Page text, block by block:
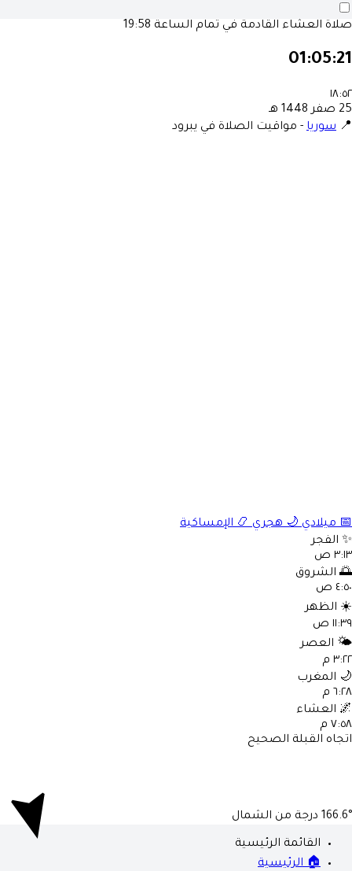
العشاء القادمة في تمام الساعة 19:58
1448 هـ
سوريا- مواقيت الصلاة في يبرود
ميلادي 🌙 هجري 📿 الإمساكية
الفجر
ص
الشروق
ص
الظهر
ص
العصر
م
المغرب
م
العشاء
م
القبلة الصحيح
درجة من الشمال
القائمة الرئيسية
🏠 الرئيسية